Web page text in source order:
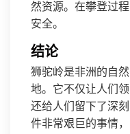
然资源。在攀登过
安全。
结论
狮驼岭是非洲的自
地。它不仅让人们
还给人们留下了深
件非常艰巨的事情